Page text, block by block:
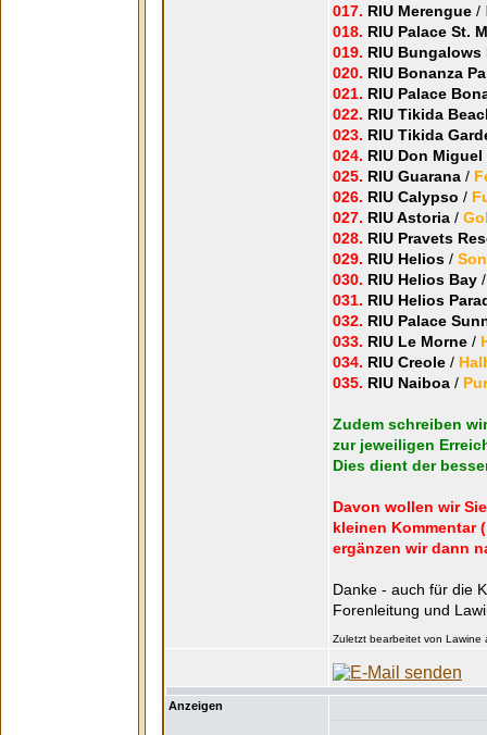
017. RIU Merengue /
018. RIU Palace St.
019. RIU Bungalows
020. RIU Bonanza
021. RIU Palace
022. RIU Tikida
023. RIU Tikida
024. RIU Don Miguel
025. RIU Guarana /
026. RIU Calypso /
027. RIU Astoria /
028. RIU Pravets
029. RIU Helios /
030. RIU Helios Bay /
031. RIU Helios
032. RIU Palace
033. RIU Le Morne /
034. RIU Creole /
035. RIU Naiboa /
Zudem schreiben
zur jeweiligen
Dies dient der
Davon wollen wir
kleinen Kommentar
ergänzen wir dann
Danke - auch für die
Forenleitung und
Zuletzt bearbeitet von
Anzeigen